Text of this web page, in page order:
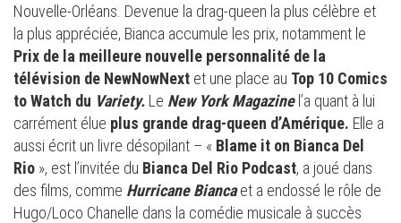
Nouvelle-Orléans. Devenue la drag-queen la plus célèbre et
la plus appréciée, Bianca accumule les prix, notamment le
Prix de la meilleure nouvelle personnalité de la
télévision de NewNowNext et une place au Top 10 Comics
to Watch du Variety. Le New York Magazinel’a quant à lui
carrément élue plus grande drag-queen d’Amérique. Elle a
aussi écrit un livre désopilant – « Blame it on Bianca Del
Rio », est l’invitée du Bianca Del Rio Podcast, a joué dans
des films, comme Hurricane Biancaet a endossé le rôle de
Hugo/Loco Chanelle dans la comédie musicale à succès